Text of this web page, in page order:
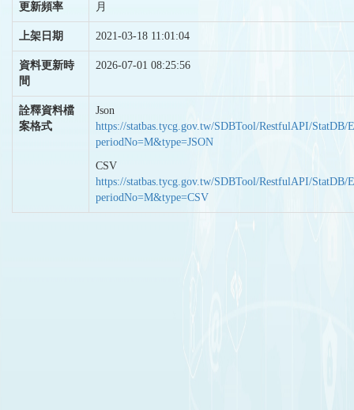
更新頻率 月
上架日期 2021-03-18 11:01:04
資料更新時
間
2026-07-01 08:25:56
詮釋資料檔
案格式
Json
https://statbas.tycg.gov.tw/SDBTool/RestfulAPI/StatDB/
periodNo=M&type=JSON
CSV
https://statbas.tycg.gov.tw/SDBTool/RestfulAPI/StatDB/
periodNo=M&type=CSV